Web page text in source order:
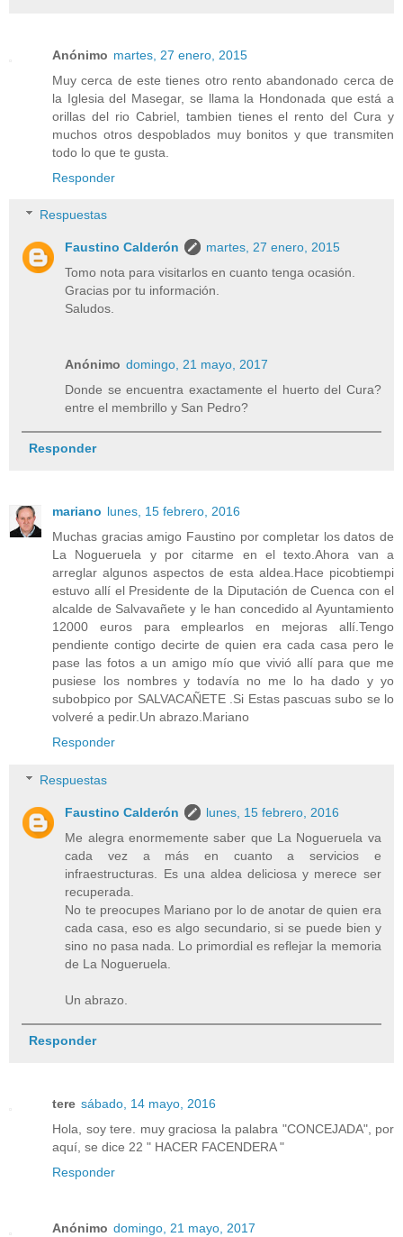
Anónimo martes, 27 enero, 2015
Muy cerca de este tienes otro rento abandonado cerca de
la Iglesia del Masegar, se llama la Hondonada que está a
orillas del rio Cabriel, tambien tienes el rento del Cura y
muchos otros despoblados muy bonitos y que transmiten
todo lo que te gusta.
Responder
Respuestas
Faustino Calderón
martes, 27 enero, 2015
Tomo nota para visitarlos en cuanto tenga ocasión.
Gracias por tu información.
Saludos.
Anónimo domingo, 21 mayo, 2017
Donde se encuentra exactamente el huerto del Cura?
entre el membrillo y San Pedro?
Responder
mariano lunes, 15 febrero, 2016
Muchas gracias amigo Faustino por completar los datos de
La Nogueruela y por citarme en el texto.Ahora van a
arreglar algunos aspectos de esta aldea.Hace picobtiempi
estuvo allí el Presidente de la Diputación de Cuenca con el
alcalde de Salvavañete y le han concedido al Ayuntamiento
12000 euros para emplearlos en mejoras allí.Tengo
pendiente contigo decirte de quien era cada casa pero le
pase las fotos a un amigo mío que vivió allí para que me
pusiese los nombres y todavía no me lo ha dado y yo
subobpico por SALVACAÑETE .Si Estas pascuas subo se lo
volveré a pedir.Un abrazo.Mariano
Responder
Respuestas
Faustino Calderón
lunes, 15 febrero, 2016
Me alegra enormemente saber que La Nogueruela va
cada vez a más en cuanto a servicios e
infraestructuras. Es una aldea deliciosa y merece ser
recuperada.
No te preocupes Mariano por lo de anotar de quien era
cada casa, eso es algo secundario, si se puede bien y
sino no pasa nada. Lo primordial es reflejar la memoria
de La Nogueruela.
Un abrazo.
Responder
tere sábado, 14 mayo, 2016
Hola, soy tere. muy graciosa la palabra "CONCEJADA", por
aquí, se dice 22 " HACER FACENDERA "
Responder
Anónimo domingo, 21 mayo, 2017